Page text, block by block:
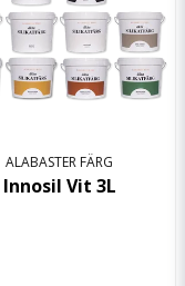
ALABASTER FÄRG
Innosil Vit 3L